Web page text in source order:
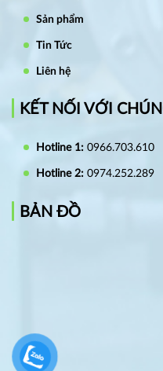
Sản phẩm
Tin Tức
Liên hệ
KẾT NỐI VỚI
Hotline 1: 0966.703.610
Hotline 2: 0974.252.289
BẢN ĐỒ